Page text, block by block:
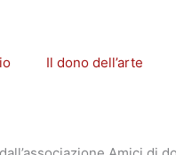
Il dono dell’arte